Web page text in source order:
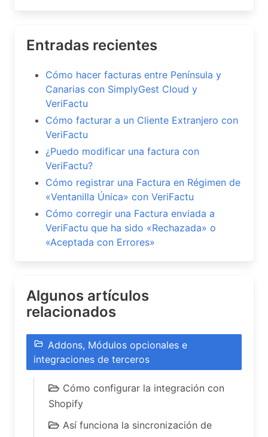
Entradas recientes
Cómo hacer facturas entre Península y
Canarias con SimplyGest Cloud y
VeriFactu
Cómo facturar a un Cliente Extranjero con
VeriFactu
¿Puedo modificar una factura con
VeriFactu?
Cómo registrar una Factura en Régimen de
«Ventanilla Única» con VeriFactu
Cómo corregir una Factura enviada a
VeriFactu que ha sido «Rechazada» o
«Aceptada con Errores»
Algunos artículos
relacionados
Addons, Módulos opcionales e
integraciones de terceros
Cómo configurar la integración con
Shopify
Así funciona la sincronización de